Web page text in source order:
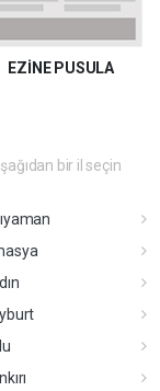
EZİNE PUSULA
bir il seçin